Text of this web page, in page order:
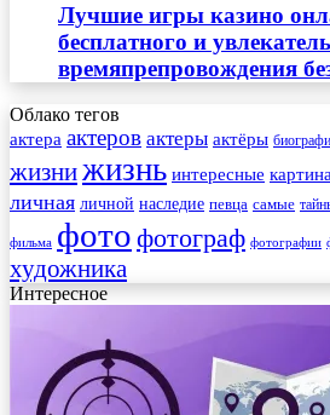
Лучшие игры казино
бесплатного и
времяпрепровождения
Облако тегов
актера актеров актеры актёры
жизнижизнь интересные
личная личной наследие певца самые
фильма фото фотограф фотографии
художника
Интересное